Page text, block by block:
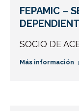
FEPAMIC –
SOCIO DE
Más información